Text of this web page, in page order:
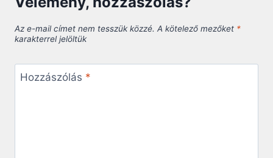
Az e-mail címet nem tesszük közzé. A kötelező mezőket *
karakterrel jelöltük
Hozzászólás *